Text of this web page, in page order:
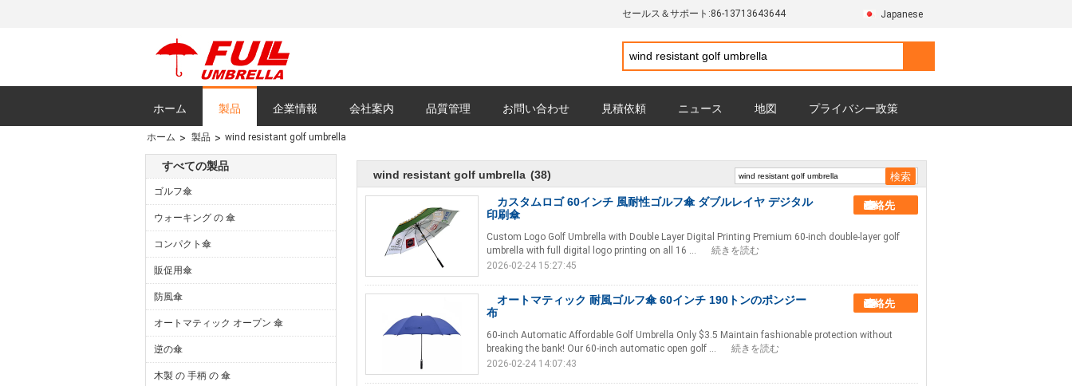
セールス＆サポート:86-13713643644 Japanese
ホーム 製品 企業情報 会社案内 品質管理 お問い合わせ 見積依頼 ニュース 地図 プライバシー政策
すべての場合
ホーム 製品 wind resistant golf umbrella
すべての製品
ゴルフ傘
ウォーキング の 傘
コンパクト傘
販促用傘
防風傘
オートマティック オープン 傘
逆の傘
木製 の 手柄 の 傘
wind resistant golf umbrella (38)
カスタムロゴ 60インチ 風耐性ゴルフ傘 ダブルレイヤ デジタル
印刷傘
連絡先
Custom Logo Golf Umbrella with Double Layer Digital Printing Premium 60-inch double-layer golf
umbrella with full digital logo printing on all 16 ...
続きを読む
2026-02-24 15:27:45
オートマティック 耐風ゴルフ傘 60インチ 190トンのポンジー
布
連絡先
60-inch Automatic Affordable Golf Umbrella Only $3.5 Maintain fashionable protection without
breaking the bank! Our 60-inch automatic open golf ...
続きを読む
2026-02-24 14:07:43